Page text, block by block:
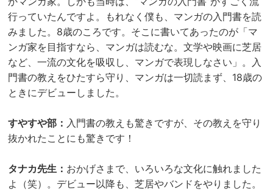
行っていたんですよ。もれなく僕も、マンガの入門書を読
みました。8歳のころです。そこに書いてあったのが「マ
ンガ家を目指すなら、マンガは読むな。文学や映画に芝居
など、一流の文化を吸収し、マンガで表現しなさい」。入
門書の教えをひたすら守り、マンガは一切読まず、18歳の
ときにデビューしました。
すやすや部： 入門書の教えも驚きですが、その教えを守り
抜かれたことにも驚きです！
タナカ先生： おかげさまで、いろいろな文化に触れました
よ（笑）。デビュー以降も、芝居やバンドをやりました。